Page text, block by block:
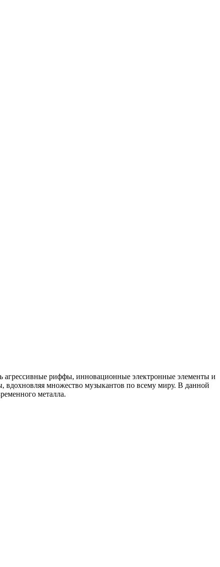
агрессивные риффы, инновационные электронные элементы и
вдохновляя множество музыкантов по всему миру. В данной
металла.